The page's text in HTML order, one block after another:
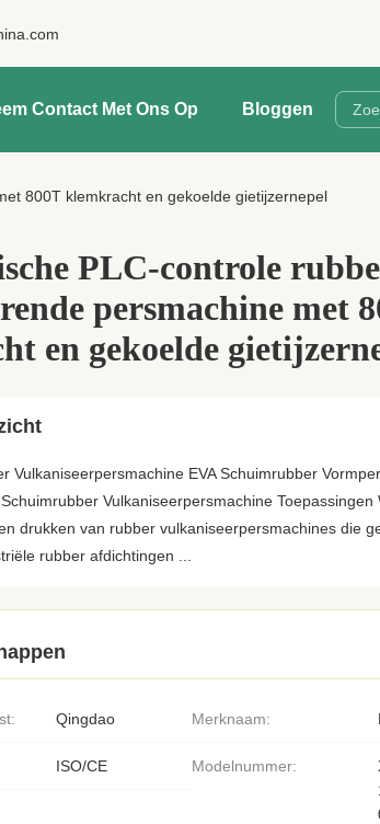
Contact Met Ons Op Bloggen
800T klemkracht en gekoelde gietijzernepel
PLC-controle
persmachine met
en gekoelde
Vulkaniseerpersmachine EVA Schuimrubber
Vulkaniseerpersmachine Toepassingen
drukken van rubber vulkaniseerpersmachines die
rubber afdichtingen ...
Qingdao Merknaam:
ISO/CE Modelnummer: